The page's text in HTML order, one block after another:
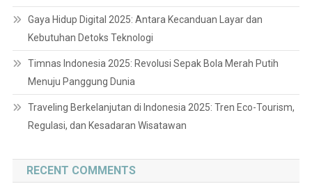
Gaya Hidup Digital 2025: Antara Kecanduan Layar dan
Kebutuhan Detoks Teknologi
Timnas Indonesia 2025: Revolusi Sepak Bola Merah Putih
Menuju Panggung Dunia
Traveling Berkelanjutan di Indonesia 2025: Tren Eco-Tourism,
Regulasi, dan Kesadaran Wisatawan
RECENT COMMENTS